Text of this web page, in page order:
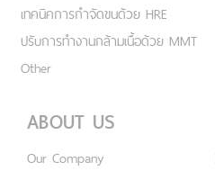
เทคนิคการกำจัดขนด้วย HRE
ปรับการทำงานกล้ามเนื้อด้วย MMT
Other
ABOUT US
Our Company